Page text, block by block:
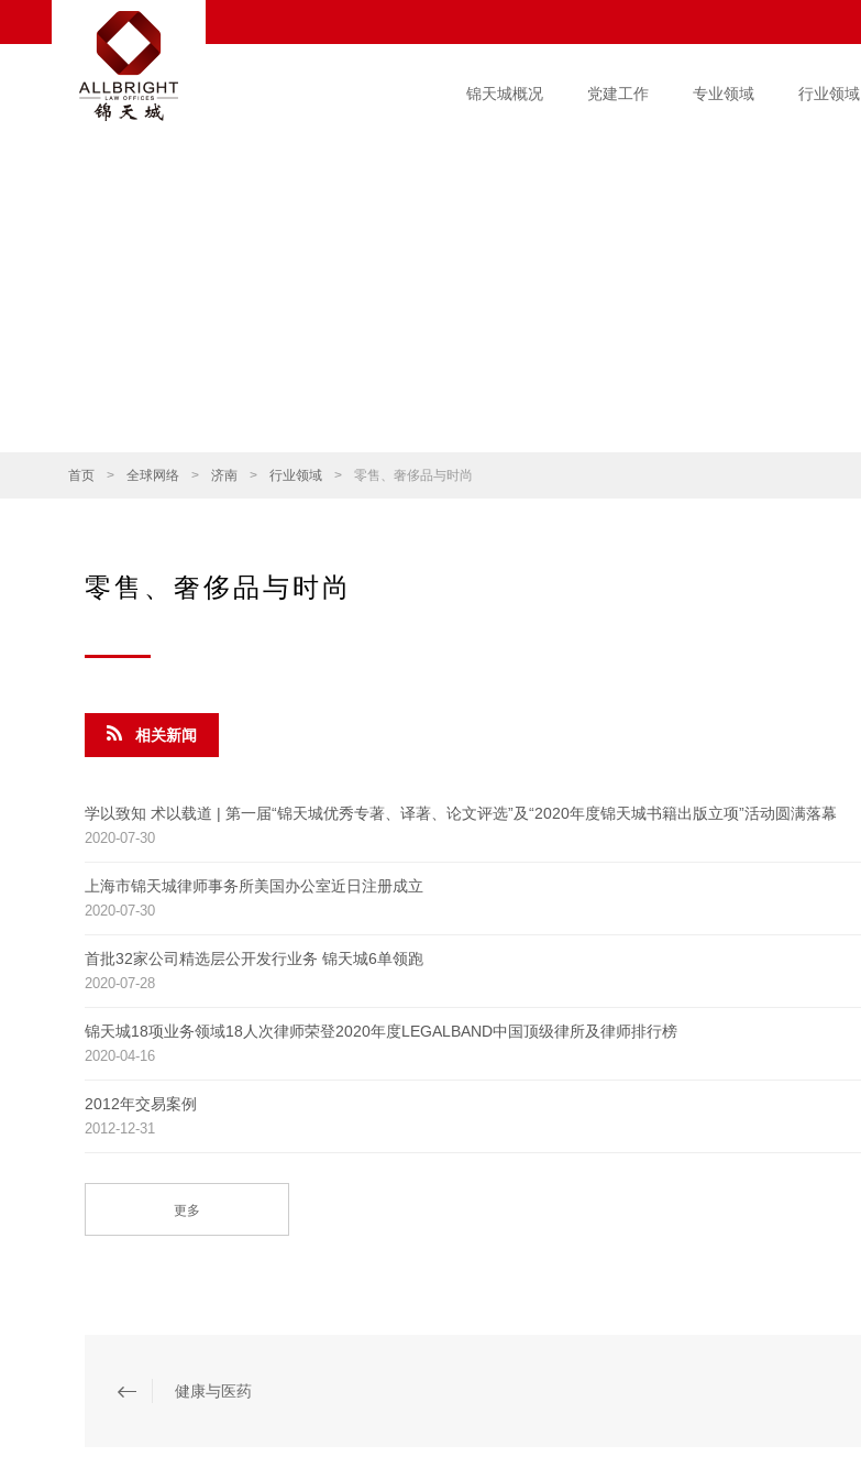
锦天城概况 党建工作 专业领域 行业领域
首页 > 全球网络 > 济南 > 行业领域 > 零售、奢侈品与时尚
零售、奢侈品与时尚
相关新闻
学以致知 术以载道 | 第一届“锦天城优秀专著、译著、论文评选”及“2020年度锦天城书籍出版立项”活动圆满落幕
2020-07-30
上海市锦天城律师事务所美国办公室近日注册成立
2020-07-30
首批32家公司精选层公开发行业务 锦天城6单领跑
2020-07-28
锦天城18项业务领域18人次律师荣登2020年度LEGALBAND中国顶级律所及律师排行榜
2020-04-16
2012年交易案例
2012-12-31
更多
健康与医药